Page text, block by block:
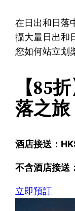
在日出和日落
攝大量日出和
您如何站立划
【85
落之旅
酒店接送：
不含酒店接送
立即預訂